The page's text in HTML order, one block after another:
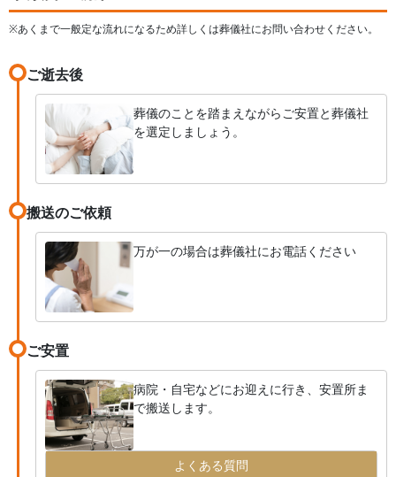
※あくまで一般定な流れになるため詳しくは葬儀社にお問い合わせください。
ご逝去後
葬儀のことを踏まえながらご安置と葬儀社
を選定しましょう。
搬送のご依頼
万が一の場合は葬儀社にお電話ください
ご安置
病院・自宅などにお迎えに行き、安置所ま
で搬送します。
よくある質問